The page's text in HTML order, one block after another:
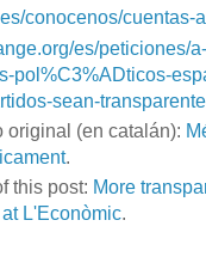
conocenos/cuentas-
es/peticiones/
pol%C3%ADticos-
sean-
original (en catalán):
.
this post: More
L'Econòmic.